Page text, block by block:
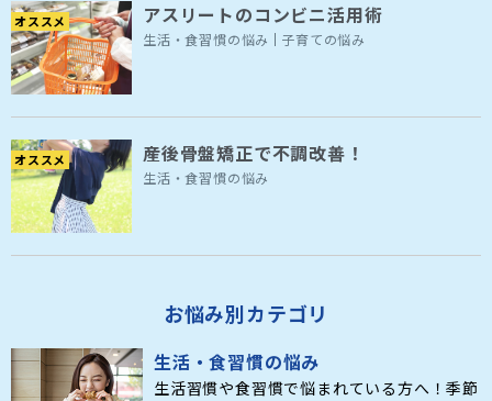
オススメ アスリートのコンビニ活用術
生活・食習慣の悩み 子育ての悩み
オススメ 産後骨盤矯正で不調改善！
生活・食習慣の悩み
お悩み別カテゴリ
生活・食習慣の悩み
生活習慣や食習慣で悩まれている方へ！季節